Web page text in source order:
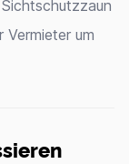
Vermieter um